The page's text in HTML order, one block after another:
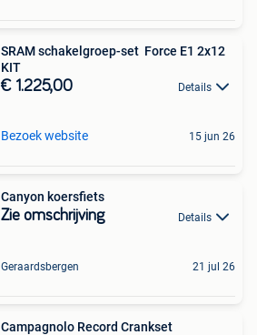
SRAM schakelgroep-set Force E1 2x12
KIT
€ 1.225,00 Details
Bezoek website 15 jun 26
Canyon koersfiets
Zie omschrijving Details
Geraardsbergen 21 jul 26
Campagnolo Record Crankset